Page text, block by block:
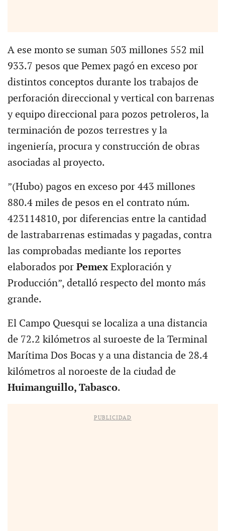
A ese monto se suman 503 millones 552 mil
933.7 pesos que Pemex pagó en exceso por
distintos conceptos durante los trabajos de
perforación direccional y vertical con barrenas
y equipo direccional para pozos petroleros, la
terminación de pozos terrestres y la
ingeniería, procura y construcción de obras
asociadas al proyecto.
”(Hubo) pagos en exceso por 443 millones
880.4 miles de pesos en el contrato núm.
423114810, por diferencias entre la cantidad
de lastrabarrenas estimadas y pagadas, contra
las comprobadas mediante los reportes
elaborados por PemexExploración y
Producción”, detalló respecto del monto más
grande.
El Campo Quesqui se localiza a una distancia
de 72.2 kilómetros al suroeste de la Terminal
Marítima Dos Bocas y a una distancia de 28.4
kilómetros al noroeste de la ciudad de
Huimanguillo, Tabasco.
PUBLICIDAD